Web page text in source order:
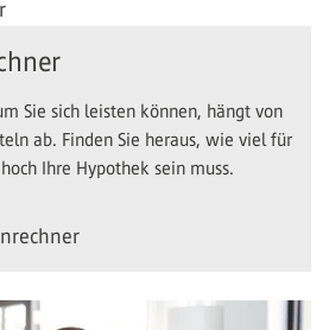
Sie sich leisten können, hängt von
ab. Finden Sie heraus, wie viel für
Ihre Hypothek sein muss.